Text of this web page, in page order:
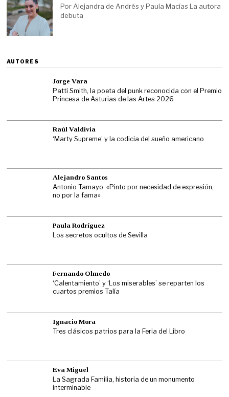
Por Alejandra de Andrés y Paula Macías La autora
debuta
AUTORES
Jorge Vara
Patti Smith, la poeta del punk reconocida con el Premio
Princesa de Asturias de las Artes 2026
Raúl Valdivia
‘Marty Supreme’ y la codicia del sueño americano
Alejandro Santos
Antonio Tamayo: «Pinto por necesidad de expresión,
no por la fama»
Paula Rodríguez
Los secretos ocultos de Sevilla
Fernando Olmedo
‘Calentamiento’ y ‘Los miserables’ se reparten los
cuartos premios Talía
Ignacio Mora
Tres clásicos patrios para la Feria del Libro
Eva Miguel
La Sagrada Familia, historia de un monumento
interminable